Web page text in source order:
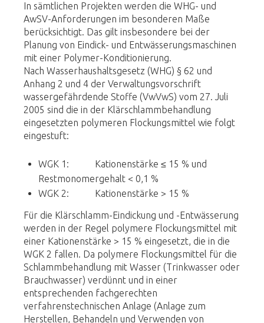
In sämtlichen Projekten werden die WHG- und
AwSV-Anforderungen im besonderen Maße
berücksichtigt. Das gilt insbesondere bei der
Planung von Eindick- und Entwässerungsmaschinen
mit einer Polymer-Konditionierung.
Nach Wasserhaushaltsgesetz (WHG) § 62 und
Anhang 2 und 4 der Verwaltungsvorschrift
wassergefährdende Stoffe (VwVwS) vom 27. Juli
2005 sind die in der Klärschlammbehandlung
eingesetzten polymeren Flockungsmittel wie folgt
eingestuft:
WGK 1: Kationenstärke ≤ 15 % und
Restmonomergehalt < 0,1 %
WGK 2: Kationenstärke > 15 %
Für die Klärschlamm-Eindickung und -Entwässerung
werden in der Regel polymere Flockungsmittel mit
einer Kationenstärke > 15 % eingesetzt, die in die
WGK 2 fallen. Da polymere Flockungsmittel für die
Schlammbehandlung mit Wasser (Trinkwasser oder
Brauchwasser) verdünnt und in einer
entsprechenden fachgerechten
verfahrenstechnischen Anlage (Anlage zum
Herstellen, Behandeln und Verwenden von